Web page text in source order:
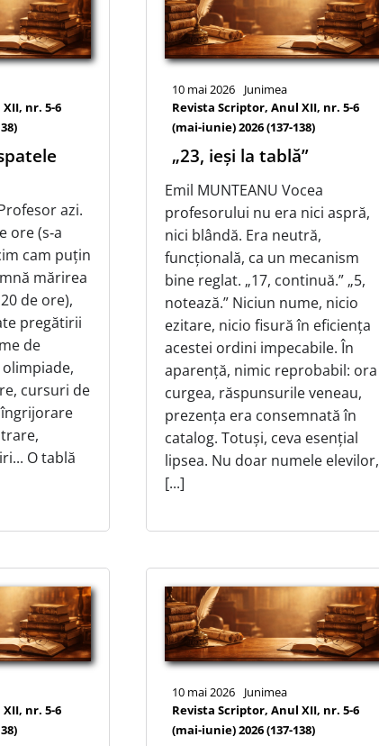
nr. 5-6
azi.
ore (s‑a
cam puțin
mărirea
de ore),
pregătirii
de
cursuri de
O tablă
10 mai 2026
Junimea
Revista Scriptor, Anul XII, nr. 5-6
(mai-iunie) 2026 (137-138)
„23, ieși la tablă”
Emil MUNTEANU Vocea
profesorului nu era nici aspră,
nici blândă. Era neutră,
funcțională, ca un mecanism
bine reglat. „17, continuă.” „5,
notează.” Niciun nume, nicio
ezitare, nicio fisură în eficiența
acestei ordini impecabile. În
aparență, nimic reprobabil: ora
curgea, răspunsurile veneau,
prezența era consemnată în
catalog. Totuși, ceva esențial
lipsea. Nu doar numele elevilor,
[...]
nr. 5-6
10 mai 2026
Junimea
Revista Scriptor, Anul XII, nr. 5-6
(mai-iunie) 2026 (137-138)